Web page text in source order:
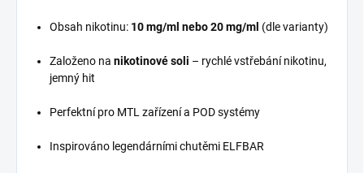
Obsah nikotinu: 10 mg/ml nebo 20 mg/ml (dle varianty)
Založeno na nikotinové soli – rychlé vstřebání nikotinu,
jemný hit
Perfektní pro MTL zařízení a POD systémy
Inspirováno legendárními chutěmi ELFBAR